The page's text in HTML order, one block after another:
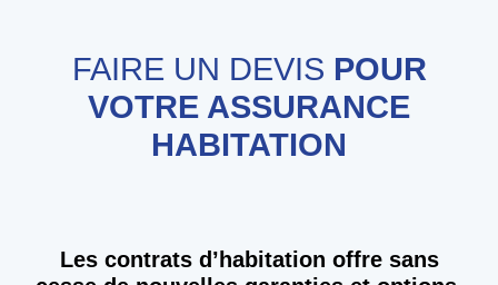
FAIRE UN DEVIS POUR
VOTRE ASSURANCE
HABITATION
Les contrats d’habitation offre sans